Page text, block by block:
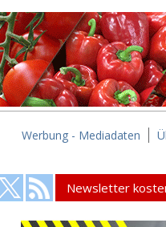
Werbung - Mediadaten
Newsletter